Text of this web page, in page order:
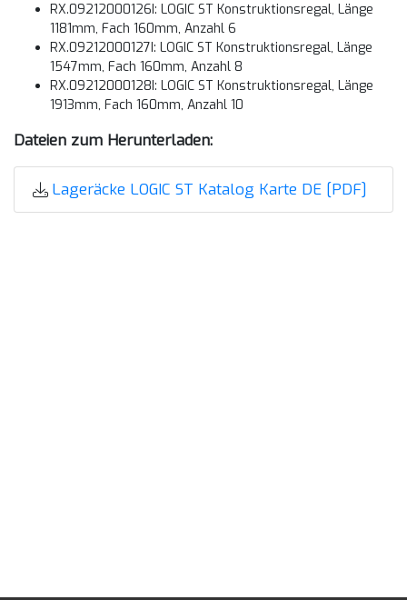
RX.09212000126I: LOGIC ST Konstruktionsregal, Länge
1181mm, Fach 160mm, Anzahl 6
RX.09212000127I: LOGIC ST Konstruktionsregal, Länge
1547mm, Fach 160mm, Anzahl 8
RX.09212000128I: LOGIC ST Konstruktionsregal, Länge
1913mm, Fach 160mm, Anzahl 10
Dateien zum Herunterladen:
Lageräcke LOGIC ST Katalog Karte DE [PDF]